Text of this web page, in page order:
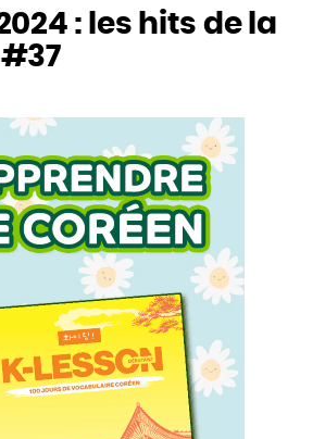
: les hits de la